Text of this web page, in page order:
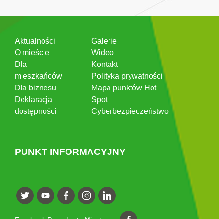
Aktualności
O mieście
Dla
mieszkańców
Dla biznesu
Deklaracja
dostępności
Galerie
Wideo
Kontakt
Polityka prywatności
Mapa punktów Hot
Spot
Cyberbezpieczeństwo
PUNKT INFORMACYJNY